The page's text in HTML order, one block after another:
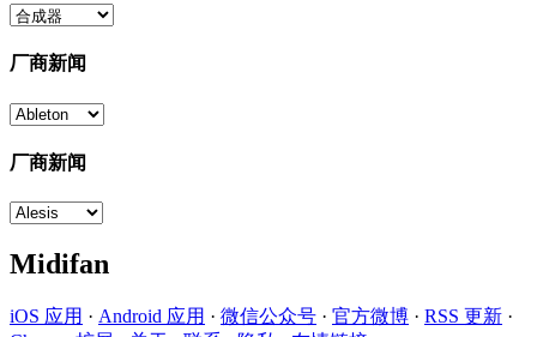
厂商新闻
厂商新闻
Midifan
iOS 应用 · Android 应用 · 微信公众号 · 官方微博 · RSS 更新 ·